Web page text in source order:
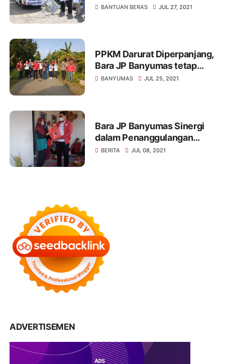
Disalurkan
BANTUAN BERAS JUL 27, 2021
PPKM Darurat Diperpanjang,
Bara JP Banyumas tetap
Intens Turun Ditengah
BANYUMAS JUL 25, 2021
Bara JP Banyumas Sinergi
dalam Penanggulangan
Penyebaran COVID-19
BERITA JUL 08, 2021
ADVERTISEMEN